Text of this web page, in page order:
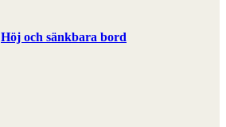
Höj och sänkbara bord